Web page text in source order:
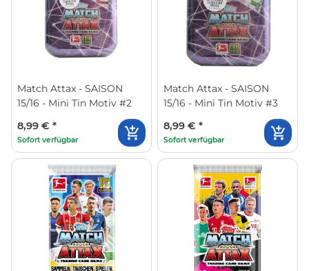
Match Attax - SAISON
15/16 - Mini Tin Motiv #2
8,99 € *
Sofort verfügbar
Match Attax - SAISON
15/16 - Mini Tin Motiv #3
8,99 € *
Sofort verfügbar